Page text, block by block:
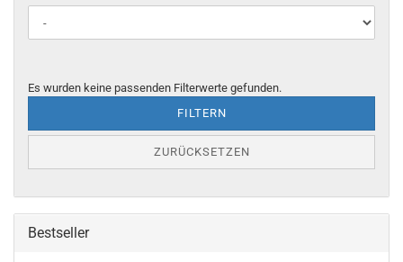
Es wurden keine passenden Filterwerte gefunden.
FILTERN
ZURÜCKSETZEN
Bestseller